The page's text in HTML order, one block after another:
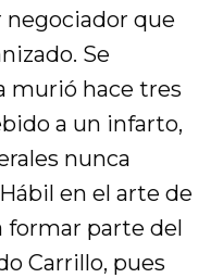
negociador que
Se
murió hace tres
a un infarto,
nunca
en el arte de
formar parte del
Carrillo, pues